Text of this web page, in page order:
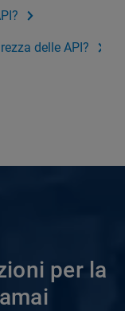
delle API?
per la